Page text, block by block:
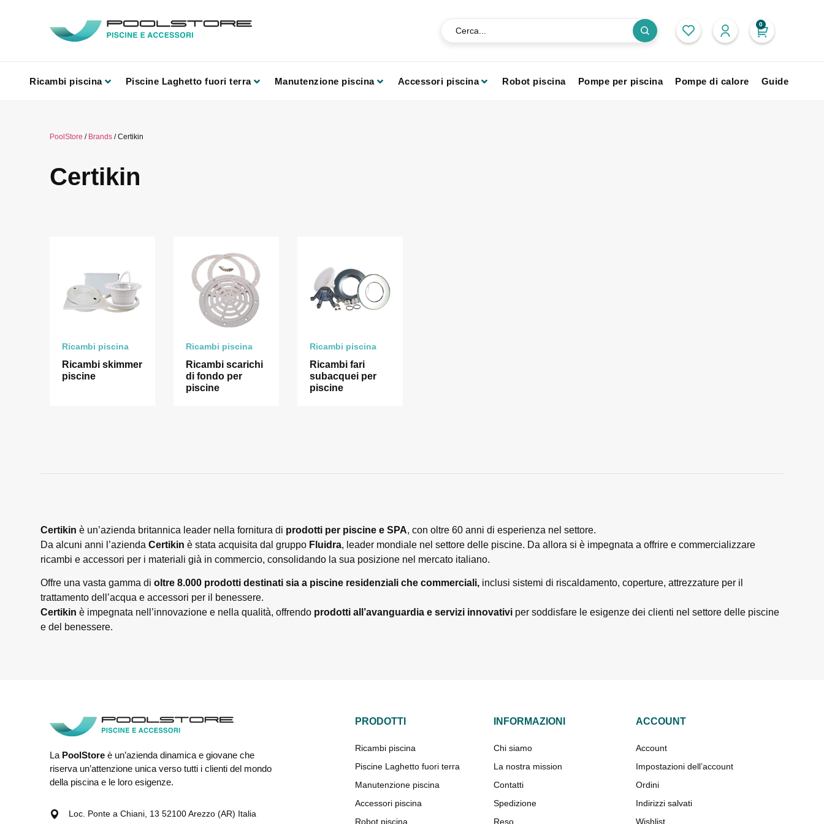
0
Ricambi piscina Piscine Laghetto fuori terra Manutenzione piscina Accessori piscina Robot piscina Pompe per piscina Pompe di calore Guide
PoolStore / Brands/ Certikin
Certikin
Ricambi piscina
Ricambi skimmer
piscine
Ricambi piscina
Ricambi scarichi
di fondo per
piscine
Ricambi piscina
Ricambi fari
subacquei per
piscine
Certikin è un’azienda britannica leader nella fornitura di prodotti per piscine e SPA, con oltre 60 anni di esperienza nel settore.
Da alcuni anni l’azienda Certikin è stata acquisita dal gruppo Fluidra, leader mondiale nel settore delle piscine. Da allora si è impegnata a offrire e commercializzare
ricambi e accessori per i materiali già in commercio, consolidando la sua posizione nel mercato italiano.
Offre una vasta gamma di oltre 8.000 prodotti destinati sia a piscine residenziali che commerciali,inclusi sistemi di riscaldamento, coperture, attrezzature per il
trattamento dell’acqua e accessori per il benessere.
Certikin è impegnata nell’innovazione e nella qualità, offrendo prodotti all’avanguardia e servizi innovativiper soddisfare le esigenze dei clienti nel settore delle piscine
e del benessere.
La PoolStoreè un’azienda dinamica e giovane che
riserva un’attenzione unica verso tutti i clienti del mondo
della piscina e le loro esigenze.
Loc. Ponte a Chiani, 13 52100 Arezzo (AR) Italia
PRODOTTI
Ricambi piscina
Piscine Laghetto fuori terra
Manutenzione piscina
Accessori piscina
Robot piscina
INFORMAZIONI
Chi siamo
La nostra mission
Contatti
Spedizione
Reso
ACCOUNT
Account
Impostazioni dell’account
Ordini
Indirizzi salvati
Wishlist